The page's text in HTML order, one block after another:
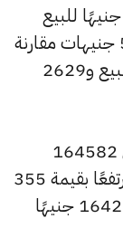
كما ارتفع سعر عيار 12 ليصل إلى 2646 جنيهًا للبيع
و2634 جنيهًا للشراء، بعد زيادة بقيمة 5 جنيهات مقارنة
بالسعر السابق الذي بلغ 2640 جنيهًا للبيع و2629
كما سجل سعر الاونصة ارتفاعًا ليصل إلى 164582
جنيهًا للبيع و163871 جنيهًا للشراء، مرتفعًا بقيمة 355
جنيهات عن السعر السابق الذي كان 164226 جنيهًا